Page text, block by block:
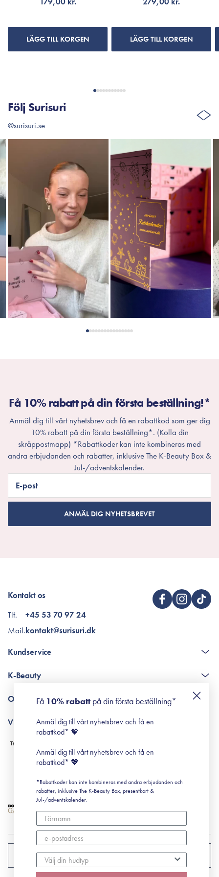
LÄGG TILL KORGEN LÄGG TILL KORGEN
Följ Surisuri
@surisuri.se
Få 10% rabatt på din första beställning!*
Anmäl dig till vårt nyhetsbrev och få en rabattkod som ger dig
10% rabatt på din första beställning*. (Kolla din
skräppostmapp) *Rabattkoder kan inte kombineras med
andra erbjudanden och rabatter, inklusive The K-Beauty Box &
Jul-/adventskalender.
E-post
ANMÄL DIG NYHETSBREVET
Kontakt os
Tlf.
Mail.
+45 53 70 97 24
kontakt@surisuri.dk
Kundservice
Poängshop - frågor och svar
K-Beauty
Retinol för nybörjare
Om Surisuri
Black Friday
Villkor
Leverans & Retur
Köpvillkor
Prenumerationsvillkor
Cookiepolicy
SVERIGE
Få 10% rabattpå din första beställning*
Anmäl dig till vårt nyhetsbrev och få en
rabattkod* 💖
Anmäl dig till vårt nyhetsbrev och få en
rabattkod* 💖
*Rabattkoder kan inte kombineras med andra erbjudanden och
rabatter, inklusive The K-Beauty Box, presentkort &
Jul-/adventskalender.